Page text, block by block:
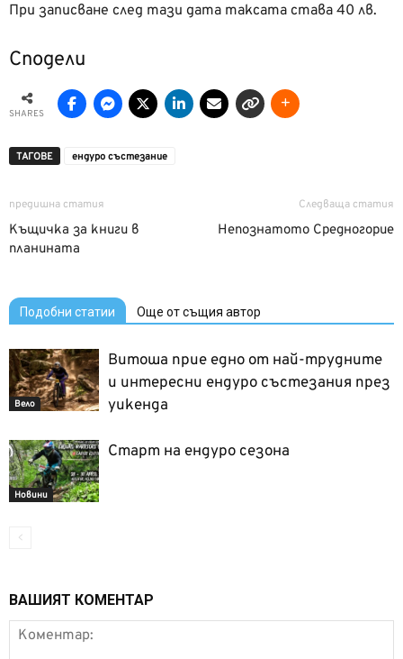
При записване след тази дата таксата става 40 лв.
Сподели
SHARES
ТАГОВЕ ендуро състезание
предишна статия
Къщичка за книги в
планината
Следваща статия
Непознатото Средногорие
Подобни статии Още от същия автор
Вело
Витоша прие едно от най-трудните
и интересни ендуро състезания през
уикенда
Новини
Старт на ендуро сезона
ВАШИЯТ КОМЕНТАР